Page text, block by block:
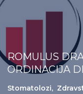
ROMULUS
ORDINACIJA
Stomatolozi,